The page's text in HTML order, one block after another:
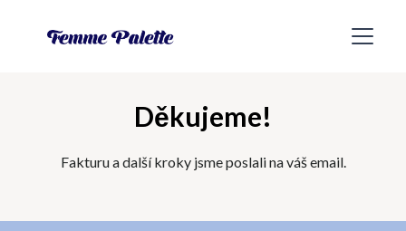
Děkujeme!
Fakturu a další kroky jsme poslali na váš email.